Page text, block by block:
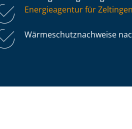
Energieagentur für
Wär­me­schutz­nach­wei­se